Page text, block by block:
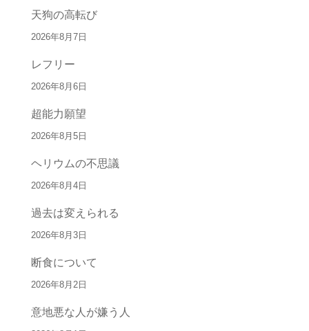
天狗の高転び
2026年8月7日
レフリー
2026年8月6日
超能力願望
2026年8月5日
ヘリウムの不思議
2026年8月4日
過去は変えられる
2026年8月3日
断食について
2026年8月2日
意地悪な人が嫌う人